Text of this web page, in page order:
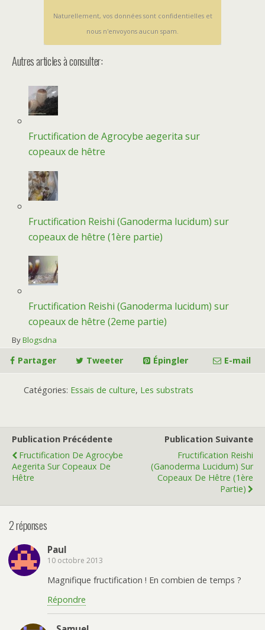
Naturellement, vos données sont confidentielles et
nous n'envoyons aucun spam.
Autres articles à consulter:
Fructification de Agrocybe aegerita sur
copeaux de hêtre
Fructification Reishi (Ganoderma lucidum) sur
copeaux de hêtre (1ère partie)
Fructification Reishi (Ganoderma lucidum) sur
copeaux de hêtre (2eme partie)
ByBlogsdna
Partager Tweeter Épingler E-mail
Catégories: Essais de culture, Les substrats
Publication Précédente
Fructification De Agrocybe
Aegerita Sur Copeaux De
Hêtre
Publication Suivante
Fructification Reishi
(Ganoderma Lucidum) Sur
Copeaux De Hêtre (1ère
Partie)
2 réponses
Paul
10 octobre 2013
Magnifique fructification ! En combien de temps ?
Répondre